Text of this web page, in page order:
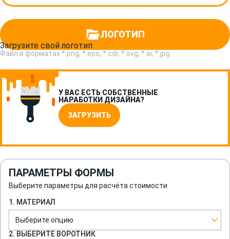
ЛОГОТИП
Загрузите свой логотип
Файл в форматах *.png, *.eps, *.cdr, *.svg, *.ai, *.jpg
У ВАС ЕСТЬ СОБСТВЕННЫЕ
НАРАБОТКИ ДИЗАЙНА?
ЗАГРУЗИТЬ
ПАРАМЕТРЫ ФОРМЫ
Выберите параметры для расчёта стоимости
1. МАТЕРИАЛ
Выберите опцию
2. ВЫБЕРИТЕ ВОРОТНИК